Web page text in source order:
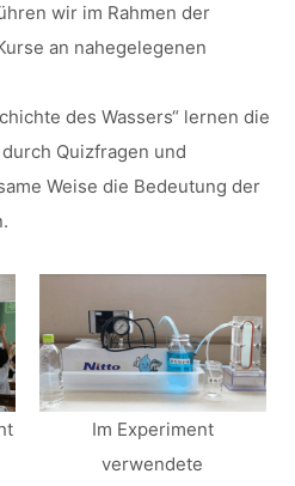
wir im Rahmen der
an nahegelegenen
des Wassers“ lernen die
Quizfragen und
Weise die Bedeutung der
Im Experiment
verwendete